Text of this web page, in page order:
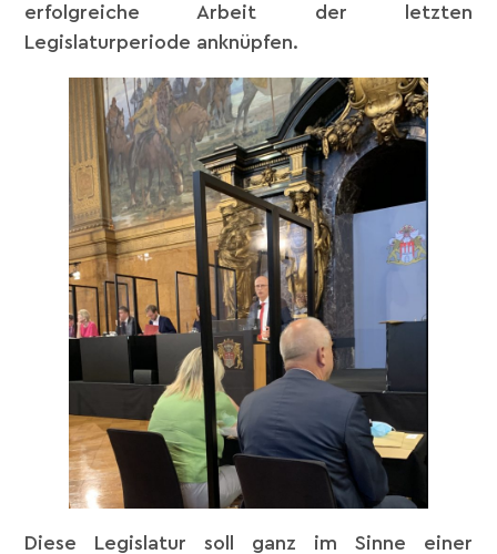
erfolgreiche Arbeit der letzten
Legislaturperiode anknüpfen.
Diese Legislatur soll ganz im Sinne einer